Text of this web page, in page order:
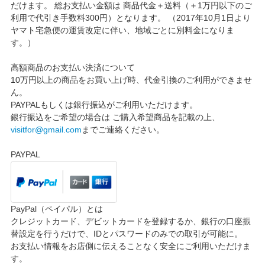
だけます。 総お支払い金額は 商品代金＋送料（＋1万円以下のご
利用で代引き手数料300円）となります。 （2017年10月1日より
ヤマト宅急便の運賃改定に伴い、地域ごとに別料金になりま
す。）
高額商品のお支払い決済について
10万円以上の商品をお買い上げ時、代金引換のご利用ができませ
ん。
PAYPALもしくは銀行振込がご利用いただけます。
銀行振込をご希望の場合は ご購入希望商品を記載の上、
visitfor@gmail.comまでご連絡ください。
PAYPAL
PayPal（ペイパル）とは
クレジットカード、デビットカードを登録するか、銀行の口座振
替設定を行うだけで、IDとパスワードのみでの取引が可能に。
お支払い情報をお店側に伝えることなく安全にご利用いただけま
す。